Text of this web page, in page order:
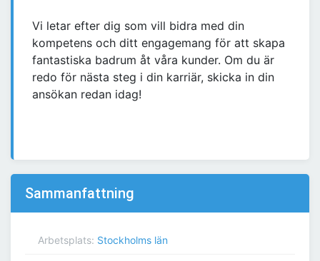
Vi letar efter dig som vill bidra med din
kompetens och ditt engagemang för att skapa
fantastiska badrum åt våra kunder. Om du är
redo för nästa steg i din karriär, skicka in din
ansökan redan idag!
Sammanfattning
Arbetsplats: Stockholms län